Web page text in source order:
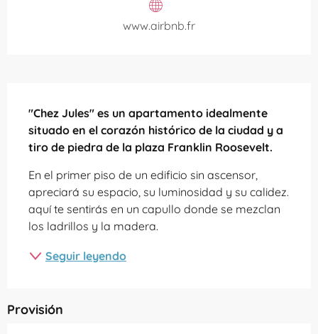
www.airbnb.fr
"Chez Jules" es un apartamento idealmente
situado en el corazón histórico de la ciudad y a
tiro de piedra de la plaza Franklin Roosevelt.
En el primer piso de un edificio sin ascensor,
apreciará su espacio, su luminosidad y su calidez.
aquí te sentirás en un capullo donde se mezclan
los ladrillos y la madera.
Seguir leyendo
Provisión